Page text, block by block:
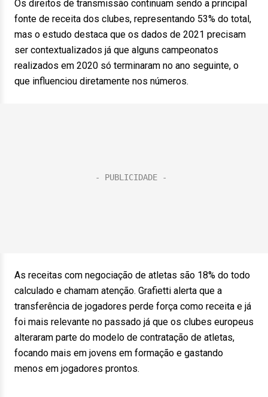
Os direitos de transmissão continuam sendo a principal
fonte de receita dos clubes, representando 53% do total,
mas o estudo destaca que os dados de 2021 precisam
ser contextualizados já que alguns campeonatos
realizados em 2020 só terminaram no ano seguinte, o
que influenciou diretamente nos números.
As receitas com negociação de atletas são 18% do todo
calculado e chamam atenção. Grafietti alerta que a
transferência de jogadores perde força como receita e já
foi mais relevante no passado já que os clubes europeus
alteraram parte do modelo de contratação de atletas,
focando mais em jovens em formação e gastando
menos em jogadores prontos.